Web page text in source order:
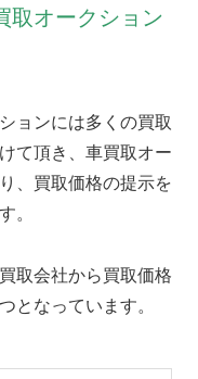
取オークション
ョンには多くの買取
て頂き、車買取オー
、買取価格の提示を
。
取会社から買取価格
となっています。